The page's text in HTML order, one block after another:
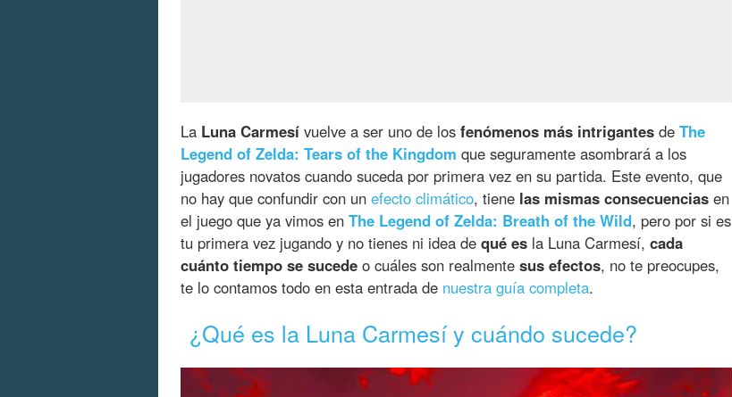
La Luna Carmesí vuelve a ser uno de los fenómenos más intrigantes de The
Legend of Zelda: Tears of the Kingdom que seguramente asombrará a los
jugadores novatos cuando suceda por primera vez en su partida. Este evento, que
no hay que confundir con un efecto climático, tiene las mismas consecuencias en
el juego que ya vimos en The Legend of Zelda: Breath of the Wild, pero por si es
tu primera vez jugando y no tienes ni idea de qué es la Luna Carmesí, cada
cuánto tiempo se sucede o cuáles son realmente sus efectos, no te preocupes,
te lo contamos todo en esta entrada de nuestra guía completa.
¿Qué es la Luna Carmesí y cuándo sucede?